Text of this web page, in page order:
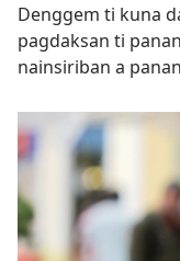
Denggem ti kuna
pagdaksan ti
nainsiriban a